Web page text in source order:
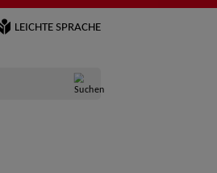
LEICHTE SPRACHE